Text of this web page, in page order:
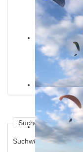
Suchen
Suchwörter: